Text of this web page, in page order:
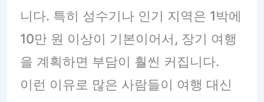
니다. 특히 성수기나 인기 지역은 1박에
10만 원 이상이 기본이어서, 장기 여행
을 계획하면 부담이 훨씬 커집니다.
이런 이유로 많은 사람들이 여행 대신